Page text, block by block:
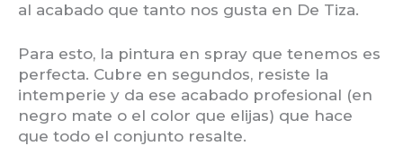
al acabado que tanto nos gusta en De Tiza.
Para esto, la pintura en spray que tenemos es
perfecta. Cubre en segundos, resiste la
intemperie y da ese acabado profesional (en
negro mate o el color que elijas) que hace
que todo el conjunto resalte.